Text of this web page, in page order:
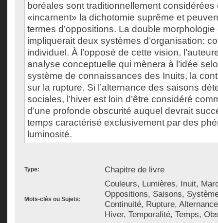
boréales sont traditionnellement
«incarnent» la dichotomie suprême et
termes d’oppositions. La double
impliquerait deux systèmes d’organisation:
individuel. À l’opposé de cette vision,
analyse conceptuelle qui mènera à l’idée
système de connaissances des Inuits, la
sur la rupture. Si l’alternance des saisons
sociales, l’hiver est loin d’être considéré
d’une profonde obscurité auquel devrait
temps caractérisé exclusivement par des
luminosité.
Type: Chapitre de livre
Mots-clés ou Sujets:
Couleurs, Lumières, Inuit,
Oppositions, Saisons,
Continuité, Rupture,
Hiver, Temporalité, Temps,